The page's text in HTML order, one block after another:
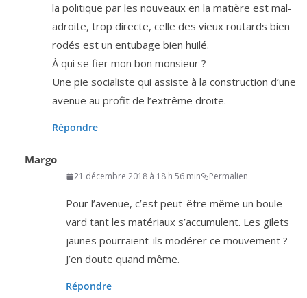
la poli­tique par les nou­veaux en la matière est mal­
adroite, trop directe, celle des vieux rou­tards bien
rodés est un entu­bage bien huilé.
À qui se fier mon bon monsieur ?
Une pie socia­liste qui assiste à la construc­tion d’une
ave­nue au pro­fit de l’ex­trême droite.
Répondre
Margo
21 décembre 2018 à 18 h 56 min Permalien
Pour l’a­ve­nue, c’est peut-être même un bou­le­
vard tant les maté­riaux s’ac­cu­mulent. Les gilets
jaunes pour­raient-ils modé­rer ce mou­ve­ment ?
J’en doute quand même.
Répondre